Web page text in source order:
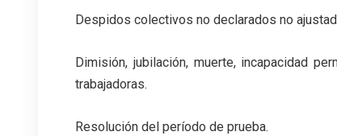
Despidos colectivos no declarados no
Dimisión, jubilación, muerte, incapacidad
trabajadoras.
Resolución del período de prueba.